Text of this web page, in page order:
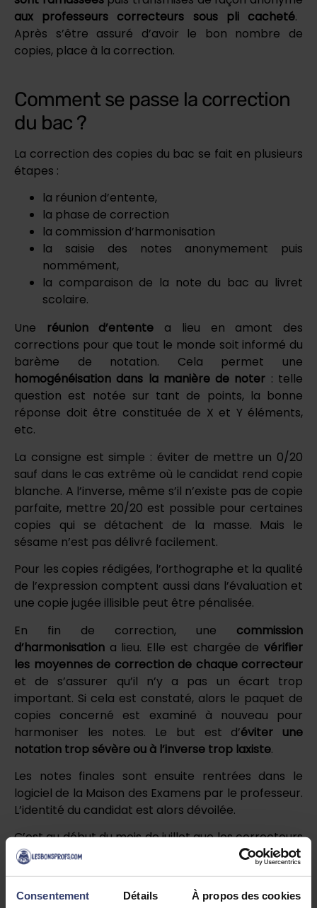
Consentement Détails À propos des cookies
aux professeurs correcteurs sous pli cacheté.
Après s’être assuré d’avoir le bon nombre de
copies, place à la correction.
Comment se passe la correction
du bac ?
La correction des copies du bac se fait en plusieurs
étapes :
la réunion d’entente,
la phase de correction
la commission d’harmonisation
la saisie des notes anonymement puis
nommément,
la comparaison de la note du bac au livret
scolaire.
Une réunion d’entente a lieu en amont des
corrections pour que tout le monde soit informé du
barème de notation. Cela permet une
homogénéisation dans la manière de noter : telle
question est notée sur tant de points, la bonne
réponse doit être constituée de X et Y éléments,
etc.
La consigne est simple : éviter de mettre un 0/20
sauf dans le cas extrême où le candidat rend copie
blanche. A l’inverse, même s’il n’existe pas de copie
parfaite, mettre 20/20 est possible pour certaines
copies qui se détachent de la masse. Mais le
sésame n’est pas délivré facilement.
Pour les copies rédigées, l’orthographe et la qualité
de l’expression comptent aussi dans l’évaluation et
une copie jugée illisible peut être pénalisée.
En fin de correction, une commission
d’harmonisation a lieu. Elle est chargée de vérifier
les moyennes de correction de chaque correcteur
et de s’assurer qu’il n’y a pas un écart trop
important. Si cela est constaté, alors le paquet de
copies concerné est examiné à nouveau pour
harmoniser les notes. Le but est d’éviter une
notation trop sévère ou à l’inverse trop laxiste.
Les notes finales sont ensuite rentrées dans le
logiciel de la Maison des Examens par le professeur.
L’identité du candidat est alors dévoilée.
C’est au début du mois de juillet que les correcteurs
se réunissent une nouvelle fois. Cette fois-ci, il s’agit
de rentrer la note de chaque candidat
nommément sur le logiciel de la maison des